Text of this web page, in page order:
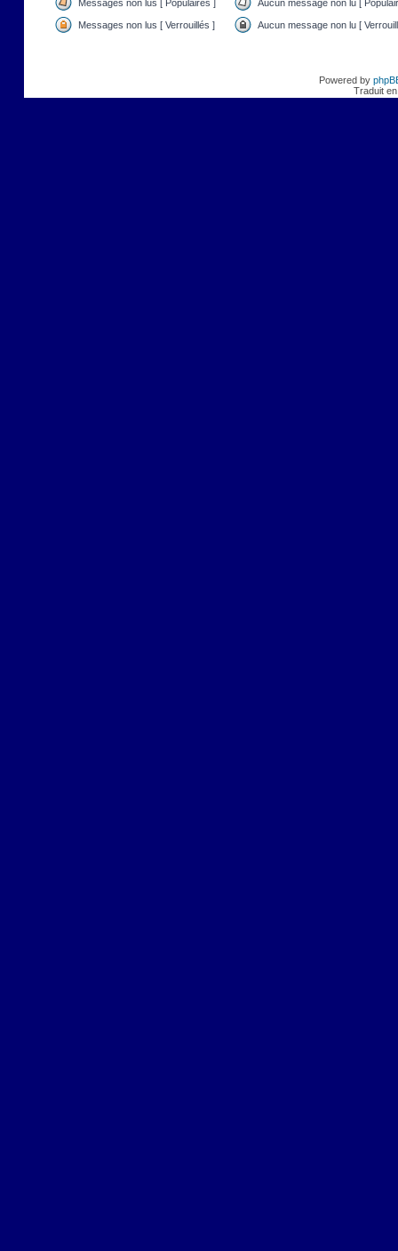
Messages non lus [ Populaires ] Aucun message non lu [
Messages non lus [ Verrouillés ] Aucun message non lu [
Powered by
Traduit